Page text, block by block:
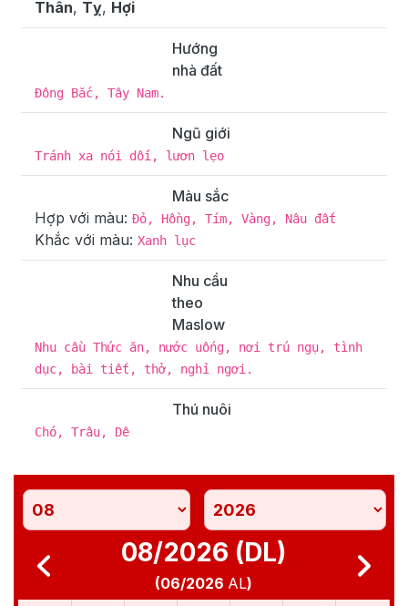
Thân, Tỵ, Hợi
Hướng
nhà đất
Đông Bắc, Tây Nam.
Ngũ giới
Tránh xa nói dối, lươn lẹo
Màu sắc
Hợp với màu: Đỏ, Hồng, Tím, Vàng, Nâu đất
Khắc với màu: Xanh lục
Nhu cầu
theo
Maslow
Nhu cầu Thức ăn, nước uống, nơi trú ngụ, tình
dục, bài tiết, thở, nghỉ ngơi.
Thú nuôi
Chó, Trâu, Dê
08/2026 (DL)
(06/2026 AL)